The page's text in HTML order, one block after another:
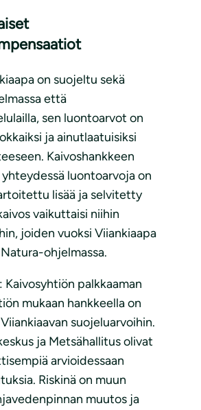
on suojeltu sekä
että
sen luontoarvot on
ja ainutlaatuisiksi
Kaivoshankkeen
luontoarvoja on
lisää ja selvitetty
vaikuttaisi niihin
joiden vuoksi Viiankiaapa
ohjelmassa.
Kaivosyhtiön palkkaaman
mukaan hankkeella on
suojeluarvoihin.
ja Metsähallitus olivat
arvioidessaan
Riskinä on muun
muutos ja